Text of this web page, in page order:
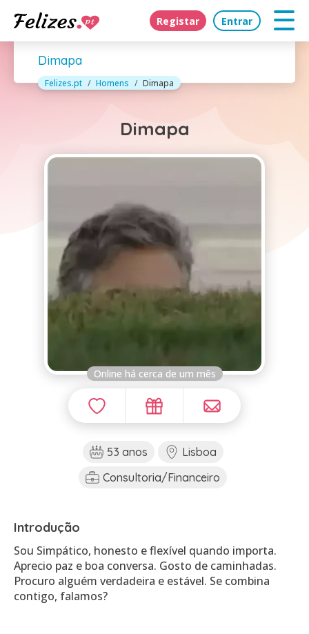
Registar Entrar
Dimapa
Felizes.pt Homens Dimapa
Dimapa
Online há cerca de um mês
53 anos
Lisboa
Consultoria/Financeiro
Introdução
Sou Simpático, honesto e flexível quando importa.
Aprecio paz e boa conversa. Gosto de caminhadas.
Procuro alguém verdadeira e estável. Se combina
contigo, falamos?